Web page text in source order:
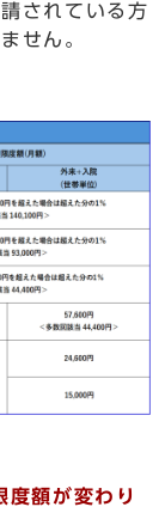
されている方
せん。
額が変わり